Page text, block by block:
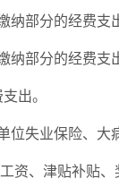
纳部分的经费支
纳部分的经费支
出。
位失业保险、大
资、津贴补贴、